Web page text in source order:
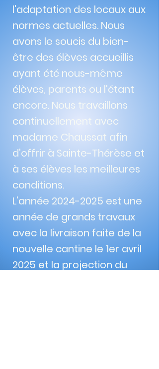
l'adaptation des locaux aux
normes actuelles. Nous
avons le soucis du bien-
être des élèves accueillis
ayant été nous-même
élèves, parents ou l'étant
encore. Nous travaillons
continuellement avec
madame Chaussat afin
d'offrir à Sainte-Thérèse et
à ses élèves les meilleures
conditions.
L'année 2024-2025 est une
année de grands travaux
avec la livraison faite de la
nouvelle cantine le 1er avril
2025 et la projection du